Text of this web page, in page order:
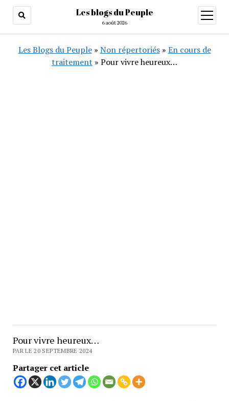
Les blogs du Peuple
6 août 2026
ouvrir
menu
Les Blogs du Peuple» Non répertoriés» En cours de
traitement » Pour vivre heureux…
Pour vivre heureux…
PAR LE 20 SEPTEMBRE 2024
Partager cet article